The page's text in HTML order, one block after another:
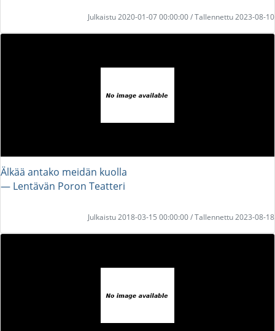
Julkaistu 2020-01-07 00:00:00 / Tallennettu 2023-08-10
Älkää antako meidän kuolla
― Lentävän Poron Teatteri
Julkaistu 2018-03-15 00:00:00 / Tallennettu 2023-08-18